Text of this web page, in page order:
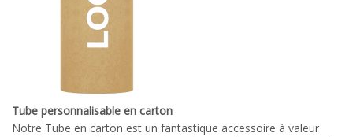
Tube personnalisable en carton
Notre Tube en carton est un fantastique accessoire à valeur